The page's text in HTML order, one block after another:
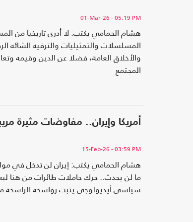
01-Mar-26 - 05:19 PM
هشام الحمامي يكتب: لا أدرى تاريخيا من
المسلسلات والتمثيليات والترفيه الشائه
والأخلاق العامة، فضلا عن الدين وقيمه
المجتمع
أمريكا وإيران.. مفاوضات مثيرة
15-Feb-26 - 03:59 PM
هشام الحمامي يكتب: إيران لن تدخل في
ما لن يحدث.. حرك حاملات طائرات من هنا
سياسي أيديولوجي يثبت رواسخه الراسخة